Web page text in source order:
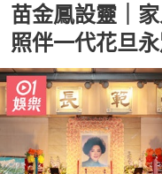
苗金鳳設靈｜
照伴一代花旦永